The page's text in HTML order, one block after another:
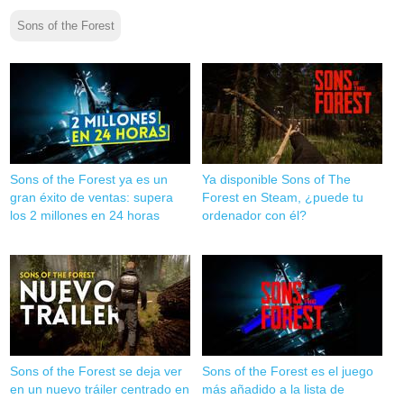
Sons of the Forest
Sons of the Forest ya es un
gran éxito de ventas: supera
los 2 millones en 24 horas
Ya disponible Sons of The
Forest en Steam, ¿puede tu
ordenador con él?
Sons of the Forest se deja ver
en un nuevo tráiler centrado en
Sons of the Forest es el juego
más añadido a la lista de